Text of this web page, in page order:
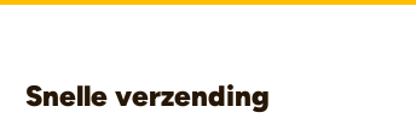
Snelle verzending